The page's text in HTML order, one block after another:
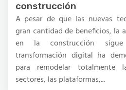
construcción
A pesar de que las nuevas
gran cantidad de beneficios, la
en la construcción
transformación digital ha
para remodelar
sectores, las plataformas,...